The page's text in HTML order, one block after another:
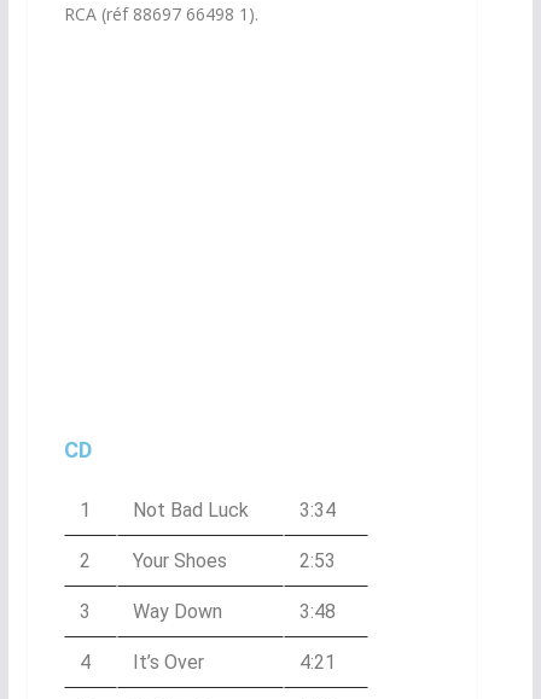
RCA (réf 88697 66498 1).
CD
1 Not Bad Luck 3:34
2 Your Shoes 2:53
3 Way Down 3:48
4 It’s Over 4:21